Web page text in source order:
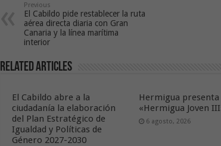
Previous
El Cabildo pide restablecer la ruta
aérea directa diaria con Gran
Canaria y la línea marítima
interior
Related Articles
El Cabildo abre a la
ciudadanía la elaboración
del Plan Estratégico de
Igualdad y Políticas de
Género 2027-2030
Hermigua presenta
«Hermigua Joven
6 agosto, 2026